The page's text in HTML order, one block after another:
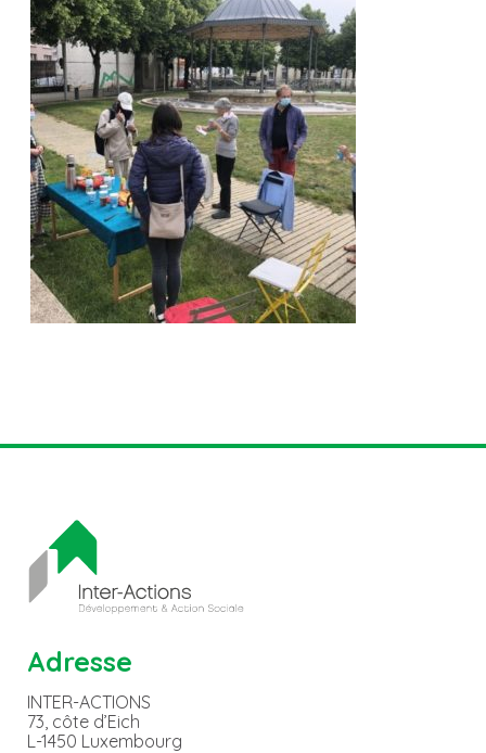
Adresse
INTER-ACTIONS
73, côte d’Eich
L-1450 Luxembourg